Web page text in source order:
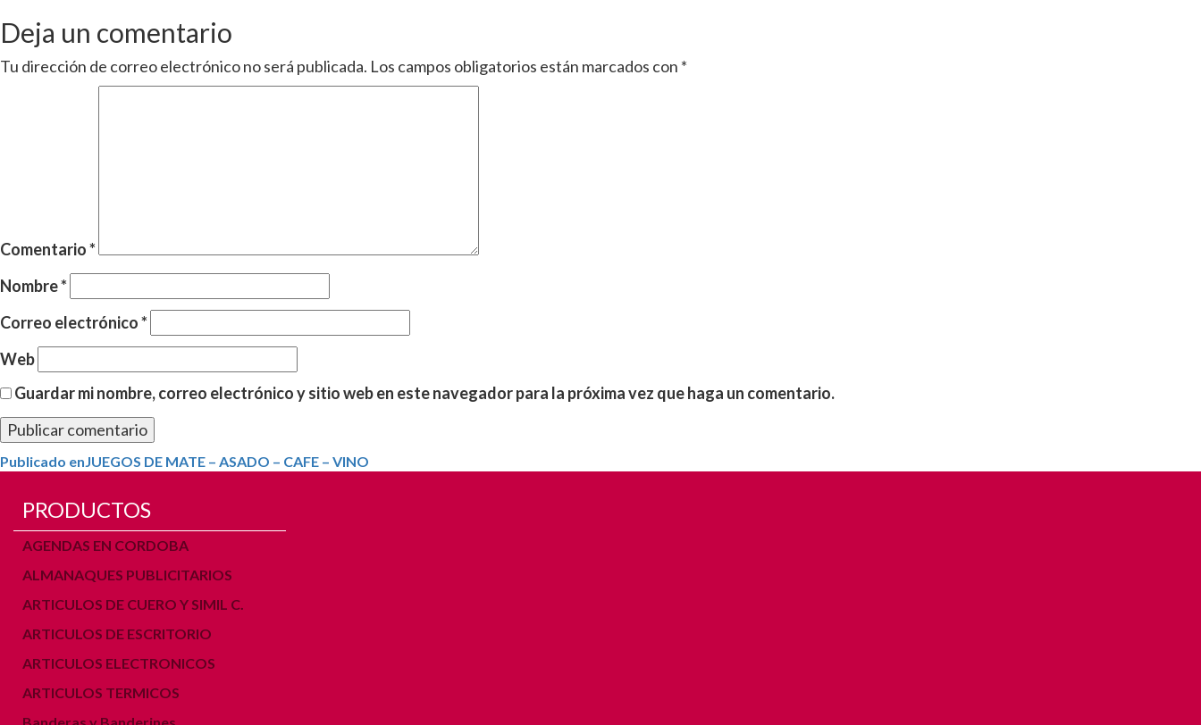
Deja un comentario
Tu dirección de correo electrónico no será publicada. Los campos obligatorios están marcados con *
Comentario*
Nombre*
Correo electrónico*
Web
Guardar mi nombre, correo electrónico y sitio web en este navegador para la próxima vez que haga un comentario.
Navegación
de
entradas
Publicado enJUEGOS DE MATE – ASADO – CAFE – VINO
PRODUCTOS
AGENDAS EN CORDOBA
ALMANAQUES PUBLICITARIOS
ARTICULOS DE CUERO Y SIMIL C.
ARTICULOS DE ESCRITORIO
ARTICULOS ELECTRONICOS
ARTICULOS TERMICOS